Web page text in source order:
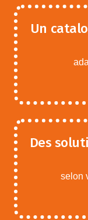
Un
Des
selon